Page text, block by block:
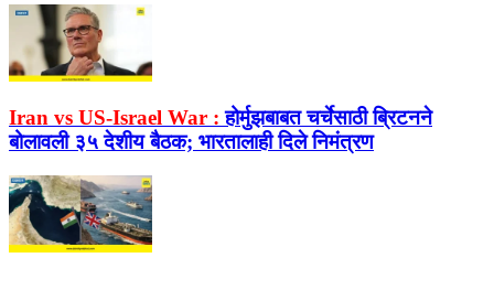
Iran vs US-Israel War : होर्मुझबाबत चर्चेसाठी ब्रिटनने
बोलावली ३५ देशीय बैठक; भारतालाही दिले निमंत्रण